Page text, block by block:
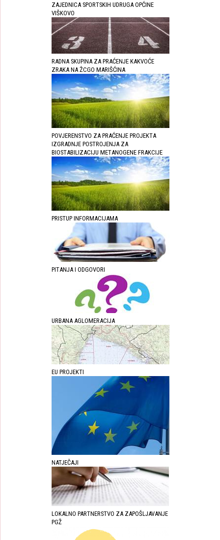
ZAJEDNICA SPORTSKIH UDRUGA OPĆINE
VIŠKOVO
RADNA SKUPINA ZA PRAĆENJE KAKVOĆE
ZRAKA NA ŽCGO MARIŠĆINA
POVJERENSTVO ZA PRAĆENJE PROJEKTA
IZGRADNJE POSTROJENJA ZA
BIOSTABILIZACIJU METANOGENE FRAKCIJE
PRISTUP INFORMACIJAMA
PITANJA I ODGOVORI
URBANA AGLOMERACIJA
EU PROJEKTI
NATJEČAJI
LOKALNO PARTNERSTVO ZA ZAPOŠLJAVANJE
PGŽ